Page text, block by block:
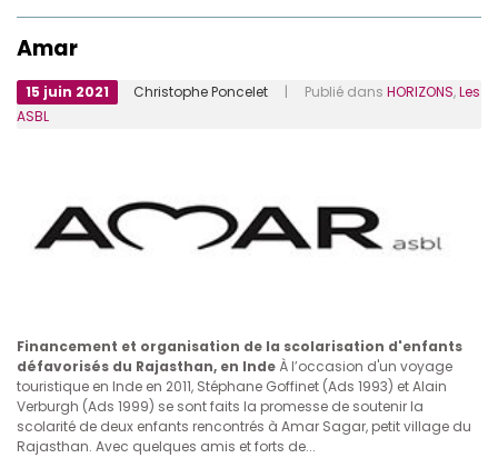
Amar
15 juin 2021 Christophe Poncelet | Publié dans HORIZONS,Les
ASBL
Financement et organisation de la scolarisation d'enfants
défavorisés du Rajasthan, en Inde À l’occasion d'un voyage
touristique en Inde en 2011, Stéphane Goffinet (Ads 1993) et Alain
Verburgh (Ads 1999) se sont faits la promesse de soutenir la
scolarité de deux enfants rencontrés à Amar Sagar, petit village du
Rajasthan. Avec quelques amis et forts de...